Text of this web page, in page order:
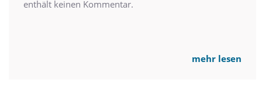
enthält keinen Kommentar.
mehr lesen